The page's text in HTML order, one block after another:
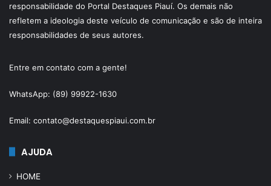
responsabilidade do Portal Destaques Piauí. Os demais não
refletem a ideologia deste veículo de comunicação e são de inteira
responsabilidades de seus autores.
Entre em contato com a gente!
WhatsApp: (89) 99922-1630
Email: contato@destaquespiaui.com.br
AJUDA
HOME